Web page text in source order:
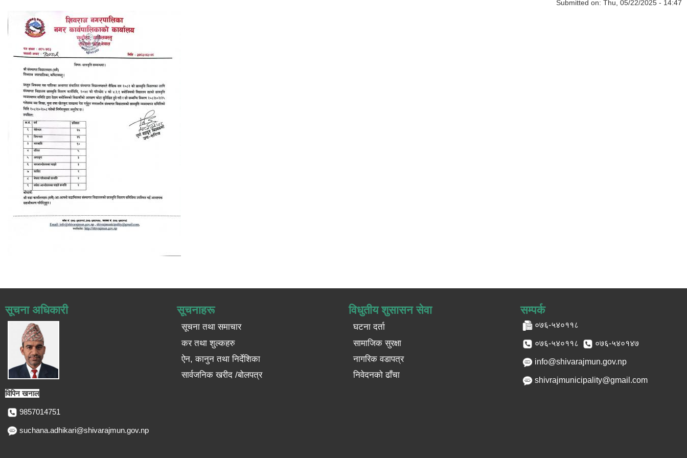
Submitted on: Thu, 05/22/2025 - 14:47
सूचना अधिकारी
विपिन खनाल
9857014751
suchana.adhikari@shivarajmun.gov.np
सूचनाहरू
सूचना तथा समाचार
कर तथा शुल्कहरु
ऐन, कानुन तथा निर्देशिका
सार्वजनिक खरीद /बोलपत्र
विधुतीय शुसासन सेवा
घटना दर्ता
सामाजिक सुरक्षा
नागरिक वडापत्र
निवेदनको ढाँचा
सम्पर्क
०७६-५४०११८
०७६-५४०११८ ०७६-५४०१४७
info@shivarajmun.gov.np
shivrajmunicipality@gmail.com